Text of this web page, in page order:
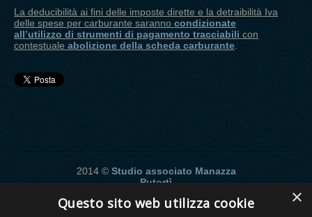
La deducibilità ai fini delle imposte dirette e la detraibilità Iva
delle spese per carburante saranno condizionate
all’utilizzo di strumenti di pagamento tracciabili con
contestuale abolizione della scheda carburante
2014 © Studio associato Manazza
Putortì
Bergamo (BG)
×
Questo sito web utilizza cookie